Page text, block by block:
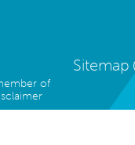
of
Sitemap